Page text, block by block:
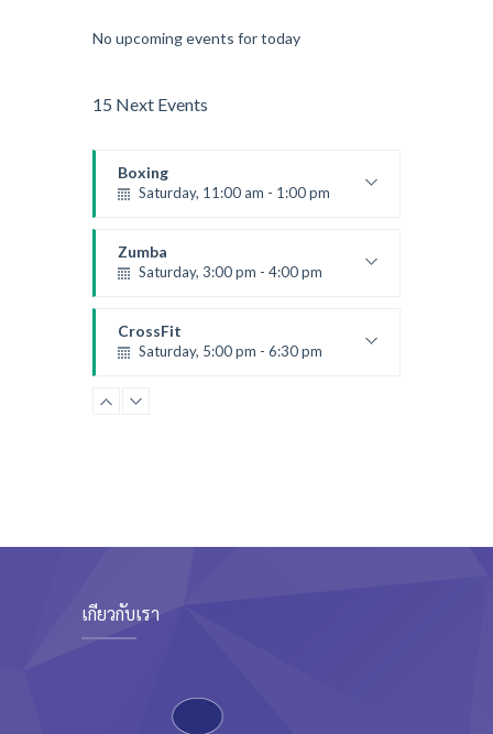
No upcoming events for today
15 Next Events
Boxing
Saturday, 11:00 am - 1:00 pm
Robert Bandana
Zumba
Saturday, 3:00 pm - 4:00 pm
Emma Brown
CrossFit
Saturday, 5:00 pm - 6:30 pm
Kevin Nomak
CrossFit
เกี่ยวกับเรา